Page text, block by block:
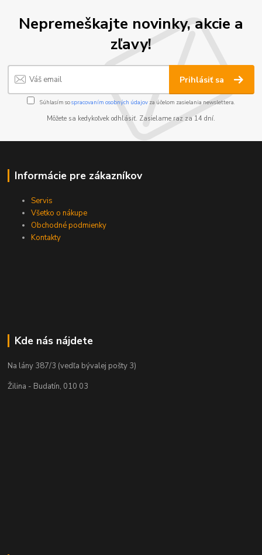
Nepremeškajte novinky, akcie a
zľavy!
Prihlásiť sa
Súhlasím sospracovaním osobných údajov za účelom zasielania newslettera.
Môžete sa kedykoľvek odhlásiť. Zasielame raz za 14 dní.
Informácie pre zákazníkov
Servis
Všetko o nákupe
Obchodné podmienky
Kontakty
Kde nás nájdete
Na lány 387/3 (vedľa bývalej pošty 3)
Žilina - Budatín, 010 03